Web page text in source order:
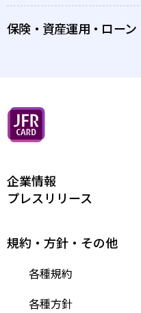
特別体験
カードご利用の際の注意事項
付帯保険・特典優待など
お客様サポート
そのほか、便利なサービス
保険・資産運用・ローン
ローン
セミナー
企業情報
プレスリリース
規約・方針・その他
各種規約
各種方針